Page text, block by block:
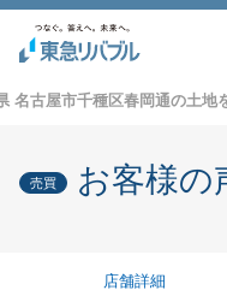
名古屋市千種区春岡通の土地
売買 お客様の
店舗詳細